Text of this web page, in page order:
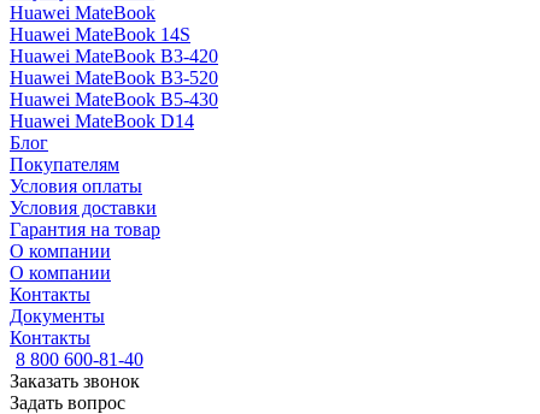
Huawei MateBook
Huawei MateBook 14S
Huawei MateBook B3-420
Huawei MateBook B3-520
Huawei MateBook B5-430
Huawei MateBook D14
Блог
Покупателям
Условия оплаты
Условия доставки
Гарантия на товар
О компании
О компании
Контакты
Документы
Контакты
8 800 600-81-40
Заказать звонок
Задать вопрос